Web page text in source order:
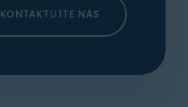
KONTAKTUJTE NÁS